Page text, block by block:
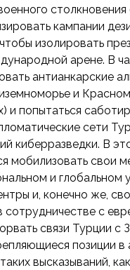
столкновения
кампании
изолировать
арене. В
антианкарские
и
и попытаться
сети
киберразведки. В
мобилизовать свои
и глобальном
и, конечно же,
с
связи Турции с
позиции в
высказываний,